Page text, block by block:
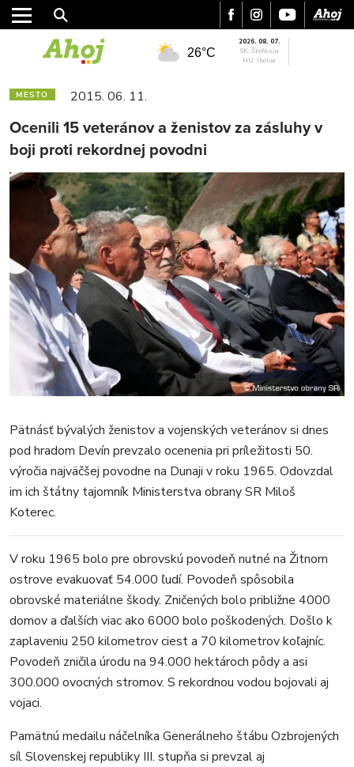
MESTO
REGIÓN
ŠPORT
KULTÚRA
FOTKY
VIDEO
MIX
26°C
2026. 08. 07.
SK: Štefánia
HU: Ibolya
MESTO 2015. 06. 11.
Ocenili 15 veteránov a ženistov za zásluhy v
boji proti rekordnej povodni
Pätnásť bývalých ženistov a vojenských veteránov si dnes
pod hradom Devín prevzalo ocenenia pri príležitosti 50.
výročia najväčšej povodne na Dunaji v roku 1965. Odovzdal
im ich štátny tajomník Ministerstva obrany SR Miloš
Koterec.
V roku 1965 bolo pre obrovskú povodeň nutné na Žitnom
ostrove evakuovať 54.000 ľudí. Povodeň spôsobila
obrovské materiálne škody. Zničených bolo približne 4000
domov a ďalších viac ako 6000 bolo poškodených. Došlo k
zaplaveniu 250 kilometrov ciest a 70 kilometrov koľajníc.
Povodeň zničila úrodu na 94.000 hektároch pôdy a asi
300.000 ovocných stromov. S rekordnou vodou bojovali aj
vojaci.
Pamätnú medailu náčelníka Generálneho štábu Ozbrojených
síl Slovenskej republiky III. stupňa si prevzal aj